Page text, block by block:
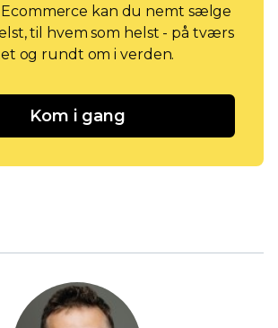
Ecommerce kan du nemt sælge
til hvem som helst - på tværs
og rundt om i verden.
Kom i gang